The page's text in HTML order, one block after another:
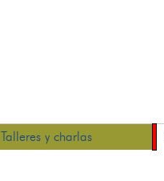
Talleres y charlas